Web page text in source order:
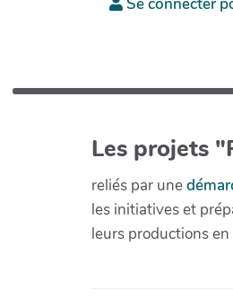
Se connecter
Les projets
reliés par une
les initiatives et
leurs productions